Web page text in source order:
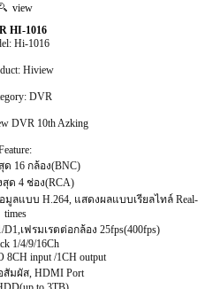
view
HI-1016
Hi-1016
Hiview
DVR
DVR 10th Azking
ด 16 กล้อง(BNC)
สุด 4 ช่อง(RCA)
แบบ H.264, แสดงผลแบบเรียลไทล์ Real-
times
เฟรมเรตต่อกล้อง 25fps(400fps)
1/4/9/16Ch
8CH input /1CH output
มผัส, HDMI Port